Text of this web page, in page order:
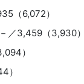
（6,072）
／3,459（3,930）
）
）